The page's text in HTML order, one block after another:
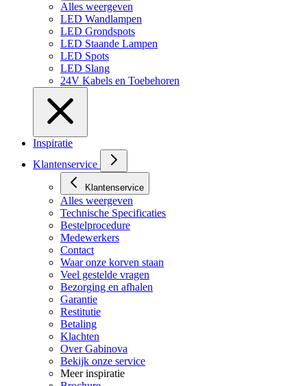
Alles weergeven
LED Wandlampen
LED Grondspots
LED Staande Lampen
LED Spots
LED Slang
24V Kabels en Toebehoren
Inspiratie
Klantenservice
Klantenservice
Alles weergeven
Technische Specificaties
Bestelprocedure
Medewerkers
Contact
Waar onze korven staan
Veel gestelde vragen
Bezorging en afhalen
Garantie
Restitutie
Betaling
Klachten
Over Gabinova
Bekijk onze service
Meer inspiratie